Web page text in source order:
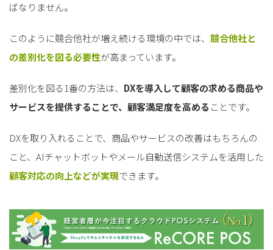
ばなりません。
このように競合他社が増え続ける環境の中では、 競合他社と
の差別化を図る必要性が高まっています。
差別化を図る1番の方法は、 DXを導入して顧客の求める商品や
サービスを提供することで、顧客満足度を高める ことです。
DXを取り入れることで、商品やサービスの改善はもちろんの
こと、AIチャットボットやメール自動送信システムを活用した
顧客対応の向上などが実現できます。